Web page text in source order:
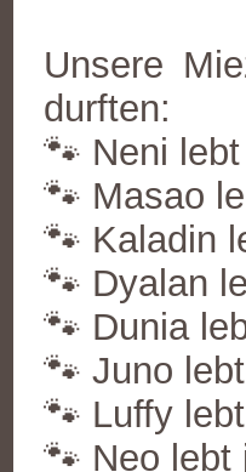
Unsere
durften:
🐾 Neni
🐾 Masao
🐾 Kaladin
🐾 Dyalan
🐾 Dunia
🐾 Juno
🐾 Luffy
🐾 Neo lebt